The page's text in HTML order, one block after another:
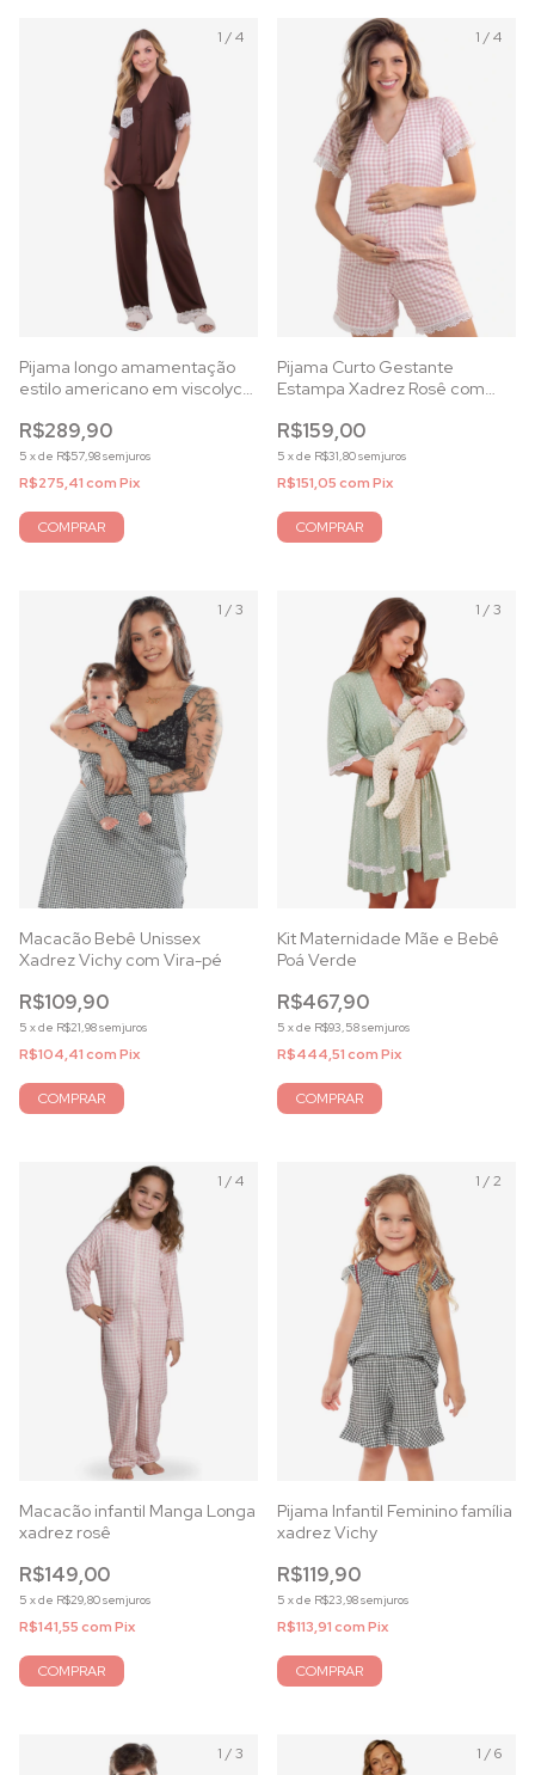
1 /4
Pijama longo amamentação
estilo americano em viscolycra
R$289,90
5 xde R$57,98sem juros
R$275,41comPix
COMPRAR
1 /4
Pijama Curto Gestante
Estampa Xadrez Rosê com
R$159,00
5 xde R$31,80sem juros
R$151,05comPix
COMPRAR
1 /3
Macacão Bebê Unissex
Xadrez Vichy com Vira-pé
R$109,90
5 xde R$21,98sem juros
R$104,41comPix
COMPRAR
1 /3
Kit Maternidade Mãe e Bebê
Poá Verde
R$467,90
5 xde R$93,58sem juros
R$444,51comPix
COMPRAR
1 /4
Macacão infantil Manga Longa
xadrez rosê
R$149,00
5 xde R$29,80sem juros
R$141,55comPix
COMPRAR
1 /2
Pijama Infantil Feminino família
xadrez Vichy
R$119,90
5 xde R$23,98sem juros
R$113,91comPix
COMPRAR
1 /3 1 /6